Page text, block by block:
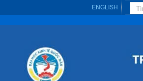
ENGLISH